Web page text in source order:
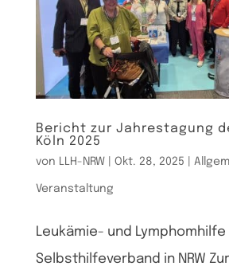
Bericht zur Jahrestagung
Köln 2025
von LLH-NRW| Okt. 28, 2025
Veranstaltung
Leukämie- und Lymphomhilfe
Selbsthilfeverband in NRW